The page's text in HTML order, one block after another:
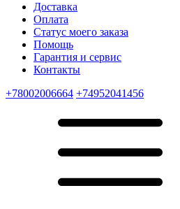
Доставка
Оплата
Статус моего заказа
Помощь
Гарантия и сервис
Контакты
+78002006664 +74952041456